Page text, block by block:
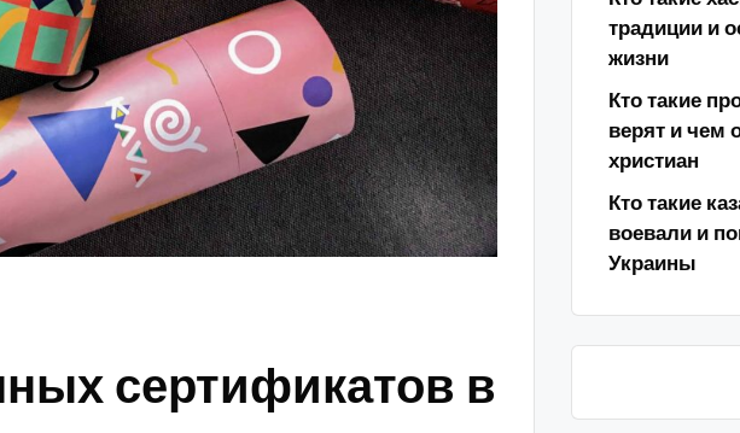
сертификатов в
традиции и
жизни
Кто такие
верят и чем
христиан
Кто такие
воевали и
Украины